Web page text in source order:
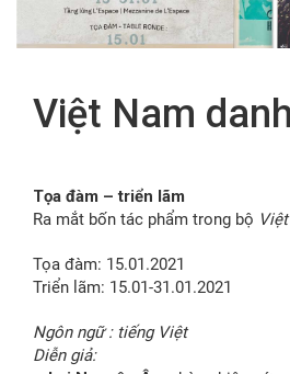
Việt Nam
Tọa đàm – triển lãm
Ra mắt bốn tác phẩm trong bộ
Tọa đàm: 15.01.2021
Triển lãm: 15.01-31.01.2021
Ngôn ngữ : tiếng Việt
Diễn giả: